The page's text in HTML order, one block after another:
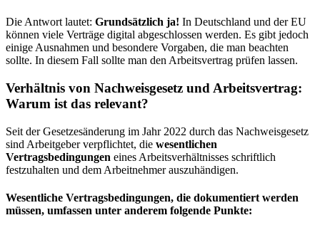
Die Antwort lautet: Grundsätzlich ja! In Deutschland und der EU
können viele Verträge digital abgeschlossen werden. Es gibt jedoch
einige Ausnahmen und besondere Vorgaben, die man beachten
sollte. In diesem Fall sollte man den Arbeitsvertrag prüfen lassen.
Verhältnis von Nachweisgesetz und Arbeitsvertrag:
Warum ist das relevant?
Seit der Gesetzesänderung im Jahr 2022 durch das Nachweisgesetz
sind Arbeitgeber verpflichtet, die wesentlichen
Vertragsbedingungen eines Arbeitsverhältnisses schriftlich
festzuhalten und dem Arbeitnehmer auszuhändigen.
Wesentliche Vertragsbedingungen, die dokumentiert werden
müssen, umfassen unter anderem folgende Punkte: